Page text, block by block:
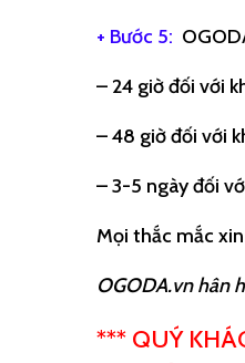
+ Bước 5:
– 24 giờ đối với
– 48 giờ đối với
– 3-5 ngày đối
Mọi thắc mắc
OGODA.vn hân
*** QUÝ